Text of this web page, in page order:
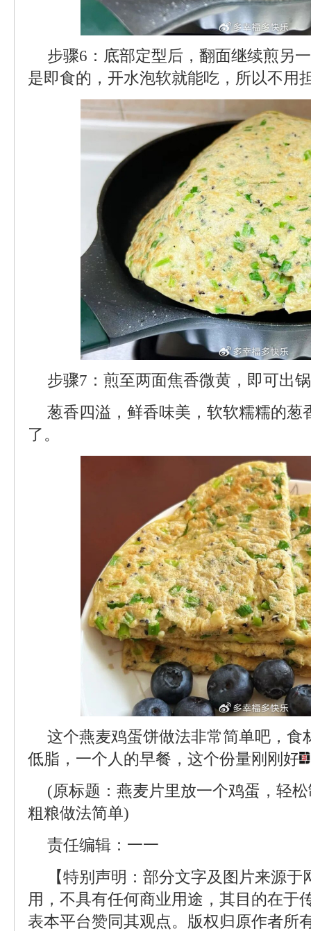
步骤6：底部定型后，翻面继续煎另
是即食的，开水泡软就能吃，所以不用
步骤7：煎至两面焦香微黄，即可出
葱香四溢，鲜香味美，软软糯糯的葱
了。
这个燕麦鸡蛋饼做法非常简单吧，食
低脂，一个人的早餐，这个份量刚刚好
(原标题：燕麦片里放一个鸡蛋，轻
粗粮做法简单)
责任编辑：一一
【特别声明：部分文字及图片来源
用，不具有任何商业用途，其目的在于
表本平台赞同其观点。版权归原作者所